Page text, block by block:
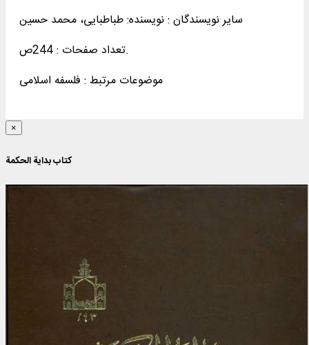
سایر نویسندگان : نویسنده: طباطبایی، محمد حسین
تعداد صفحات : 244ص.
موضوعات مرتبط : فلسفه اسلامی
×
کتاب بدایة الحکمة